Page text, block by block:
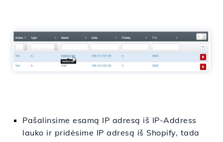
Pašalinsime esamą IP adresą iš IP-Address
lauko ir pridėsime IP adresą iš Shopify, tada